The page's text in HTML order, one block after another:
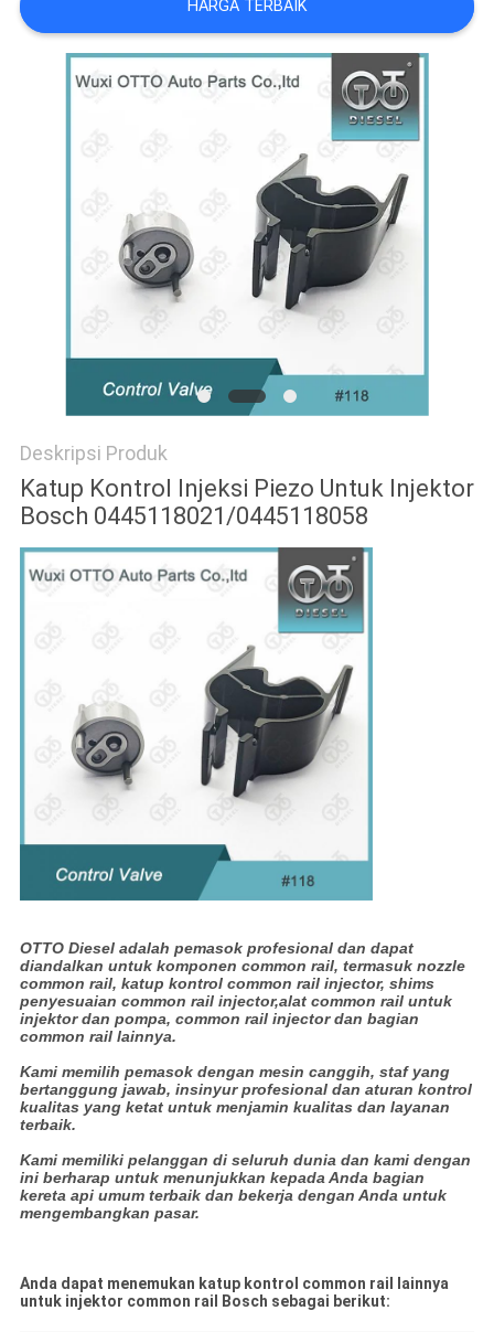
SITEMAP
HARGA TERBAIK
Deskripsi Produk
Katup Kontrol Injeksi Piezo Untuk Injektor
Bosch 0445118021/0445118058
OTTO Diesel adalah pemasok profesional dan dapat
diandalkan untuk komponen common rail, termasuk nozzle
common rail, katup kontrol common rail injector, shims
penyesuaian common rail injector,alat common rail untuk
injektor dan pompa, common rail injector dan bagian
common rail lainnya.
Kami memilih pemasok dengan mesin canggih, staf yang
bertanggung jawab, insinyur profesional dan aturan kontrol
kualitas yang ketat untuk menjamin kualitas dan layanan
terbaik.
Kami memiliki pelanggan di seluruh dunia dan kami dengan
ini berharap untuk menunjukkan kepada Anda bagian
kereta api umum terbaik dan bekerja dengan Anda untuk
mengembangkan pasar.
Anda dapat menemukan katup kontrol common rail lainnya
untuk injektor common rail Bosch sebagai berikut: